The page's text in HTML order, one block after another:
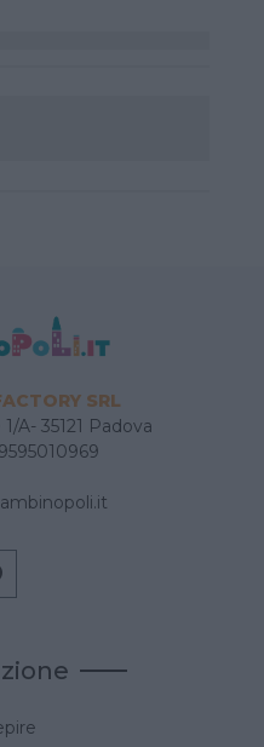
SRL
A- 35121 Padova